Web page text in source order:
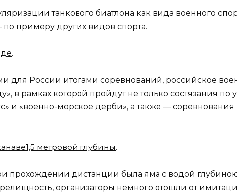
танкового биатлона как вида военного
по примеру других видов спорта.
.
для России итогами соревнований, российское
в рамках которой пройдут не только состязания
и «военно-морское дерби», а также —
метровой глубины.
прохождении дистанции была яма с водой глубиною
организаторы немного отошли от